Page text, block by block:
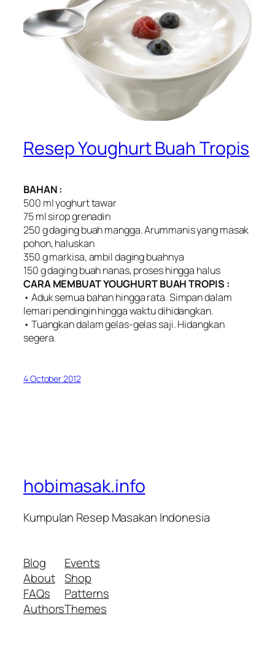
Resep Youghurt Buah Tropis
BAHAN :
500 ml yoghurt tawar
75 ml sirop grenadin
250 g daging buah mangga. Arummanis yang masak
pohon, haluskan
350 g markisa, ambil daging buahnya
150 g daging buah nanas, proses hingga halus
CARA MEMBUAT YOUGHURT BUAH TROPIS :
• Aduk semua bahan hingga rata. Simpan dalam
lemari pendingin hingga waktu dihidangkan.
• Tuangkan dalam gelas-gelas saji. Hidangkan
segera.
4 October 2012
hobimasak.info
Kumpulan Resep Masakan Indonesia
Blog
About
FAQs
Authors
Events
Shop
Patterns
Themes